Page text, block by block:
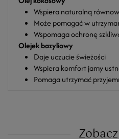
Wspiera naturalną
Może pomagać w
Wspomaga ochronę
Olejek bazyliowy
Daje uczucie świeżości
Wspiera komfort jamy
Pomaga utrzymać